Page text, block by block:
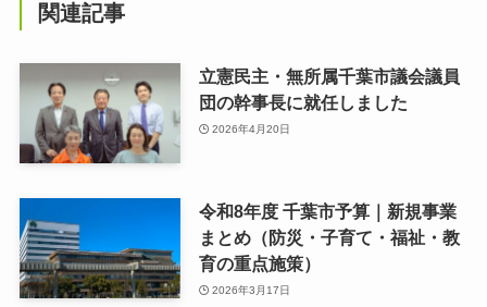
関連記事
立憲民主・無所属千葉市議会議員
団の幹事長に就任しました
2026年4月20日
令和8年度 千葉市予算｜新規事業
まとめ（防災・子育て・福祉・教
育の重点施策）
2026年3月17日